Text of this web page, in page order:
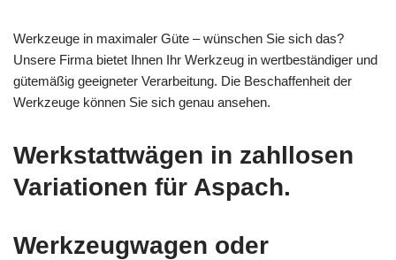
Werkzeuge in maximaler Güte – wünschen Sie sich das?
Unsere Firma bietet Ihnen Ihr Werkzeug in wertbeständiger und
gütemäßig geeigneter Verarbeitung. Die Beschaffenheit der
Werkzeuge können Sie sich genau ansehen.
Werkstattwägen in zahllosen
Variationen für Aspach.
Werkzeugwagen oder